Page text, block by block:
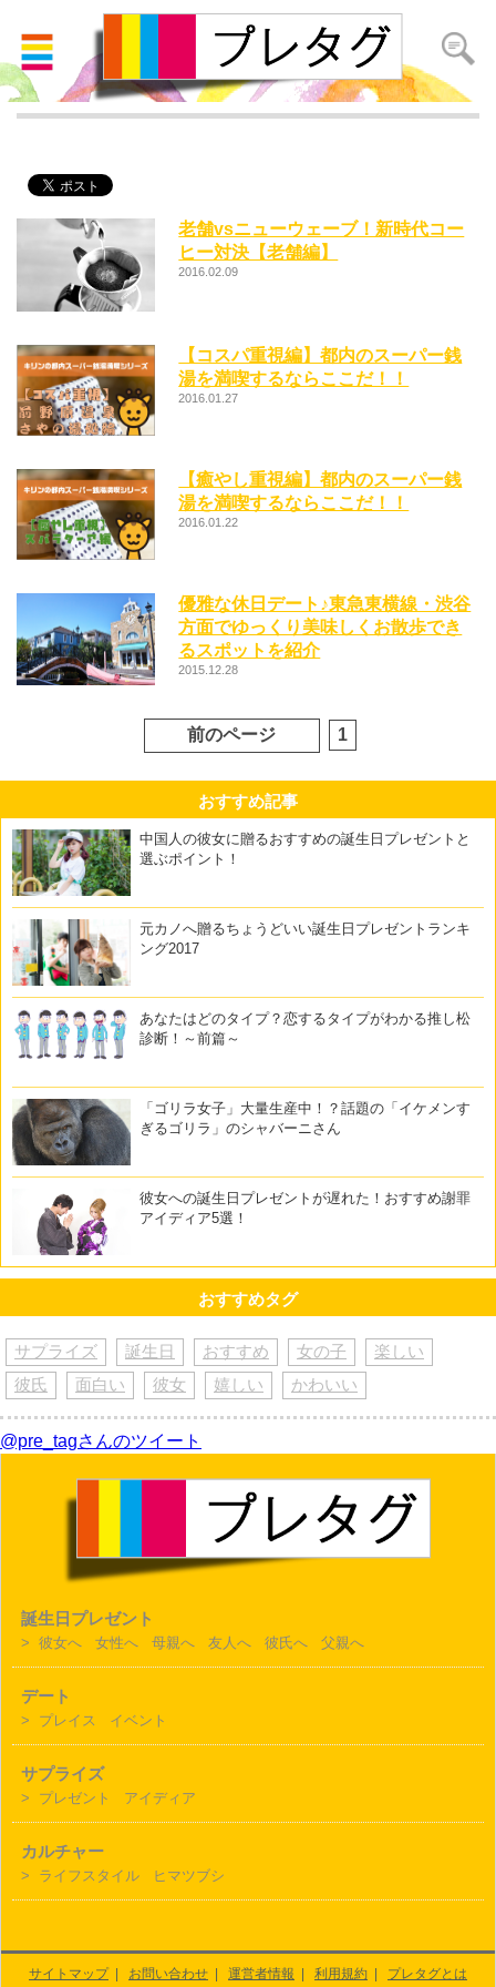
ホッとする
老舗vsニューウェーブ！新時代コー
ヒー対決【老舗編】
2016.02.09
【コスパ重視編】都内のスーパー銭
湯を満喫するならここだ！！
2016.01.27
【癒やし重視編】都内のスーパー銭
湯を満喫するならここだ！！
2016.01.22
優雅な休日デート♪東急東横線・渋谷
方面でゆっくり美味しくお散歩でき
るスポットを紹介
2015.12.28
前のページ 1
おすすめ記事
中国人の彼女に贈るおすすめの誕生日プレゼントと
選ぶポイント！
元カノへ贈るちょうどいい誕生日プレゼントランキ
ング2017
あなたはどのタイプ？恋するタイプがわかる推し松
診断！～前篇～
「ゴリラ女子」大量生産中！？話題の「イケメンす
ぎるゴリラ」のシャバーニさん
彼女への誕生日プレゼントが遅れた！おすすめ謝罪
アイディア5選！
おすすめタグ
サプライズ 誕生日 おすすめ 女の子
楽しい
彼氏
面白い 彼女 嬉しい かわいい
@pre_tagさんのツイート
誕生日プレゼント
> 彼女へ 女性へ 母親へ 友人へ 彼氏へ 父親へ
デート
> プレイス イベント
サプライズ
> プレゼント アイディア
カルチャー
> ライフスタイル ヒマツブシ
サイトマップ| お問い合わせ | 運営者情報 | 利用規約 | プレタグとは